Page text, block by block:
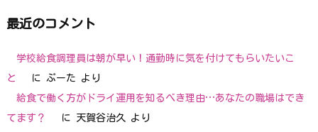
最近のコメント
学校給食調理員は朝が早い！通勤時に気を付けてもらいたいこ
と
に ぷーた より
給食で働く方がドライ運用を知るべき理由…あなたの職場はでき
てます？
に 天賀谷治久 より